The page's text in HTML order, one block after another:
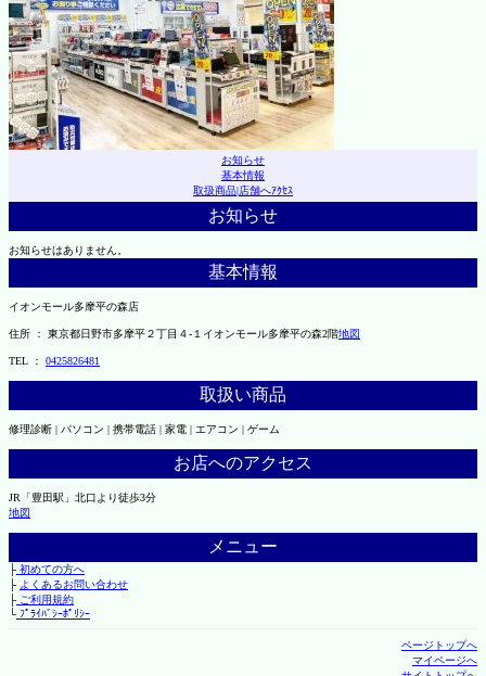
お知らせ
基本情報
取扱商品|店舗へｱｸｾｽ
お知らせ
お知らせはありません。
基本情報
イオンモール多摩平の森店
住所 ： 東京都日野市多摩平２丁目４-１イオンモール多摩平の森2階地図
TEL ： 0425826481
取扱い商品
修理診断 | パソコン | 携帯電話 | 家電 | エアコン | ゲーム
お店へのアクセス
JR「豊田駅」北口より徒歩3分
地図
メニュー
├初めての方へ
├ よくあるお問い合わせ
├ご利用規約
└ﾌﾟﾗｲﾊﾞｼｰﾎﾟﾘｼｰ
ページトップへ
マイページへ